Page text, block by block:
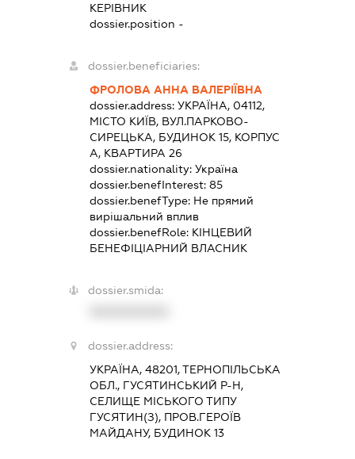
КЕРІВНИК
dossier.position -
dossier.beneficiaries:
ФРОЛОВА АННА ВАЛЕРІЇВНА
dossier.address: УКРАЇНА, 04112,
МІСТО КИЇВ, ВУЛ.ПАРКОВО-
СИРЕЦЬКА, БУДИНОК 15, КОРПУС
А, КВАРТИРА 26
dossier.nationality: Україна
dossier.benefInterest: 85
dossier.benefType: Не прямий
вирішальний вплив
dossier.benefRole: КІНЦЕВИЙ
БЕНЕФІЦІАРНИЙ ВЛАСНИК
dossier.smida:
dossier.address:
УКРАЇНА, 48201, ТЕРНОПІЛЬСЬКА
ОБЛ., ГУСЯТИНСЬКИЙ Р-Н,
СЕЛИЩЕ МІСЬКОГО ТИПУ
ГУСЯТИН(З), ПРОВ.ГЕРОЇВ
МАЙДАНУ, БУДИНОК 13